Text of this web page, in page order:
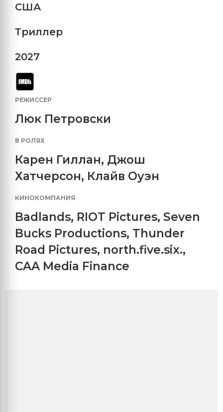
США
Триллер
2027
РЕЖИССЕР
Люк Петровски
В РОЛЯХ
Карен Гиллан, Джош
Хатчерсон, Клайв Оуэн
КИНОКОМПАНИЯ
Badlands, RIOT Pictures, Seven
Bucks Productions, Thunder
Road Pictures, north.five.six.,
CAA Media Finance